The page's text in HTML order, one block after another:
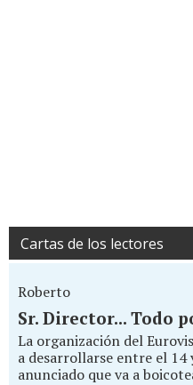
Cartas de los lectores
Roberto
Sr. Director... Todo
La organización del
a desarrollarse entre el 14
anunciado que va a